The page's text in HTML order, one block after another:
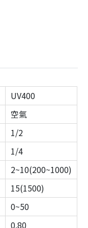
UV400
空氣
1/2
1/4
2~10(200~1000)
15(1500)
0~50
0.80